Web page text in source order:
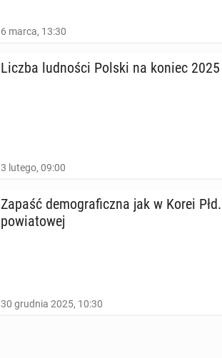
6 marca, 13:30
Liczba lud­no­ści Polski na koniec 2025
3 lutego, 09:00
Zapaść de­mo­gra­ficz­na jak w Korei
po­wia­to­wej
30 grudnia 2025, 10:30